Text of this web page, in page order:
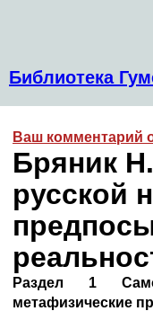
Библиотека
Ваш комментарий
Бряник
русской
Раздел 1
метафизические